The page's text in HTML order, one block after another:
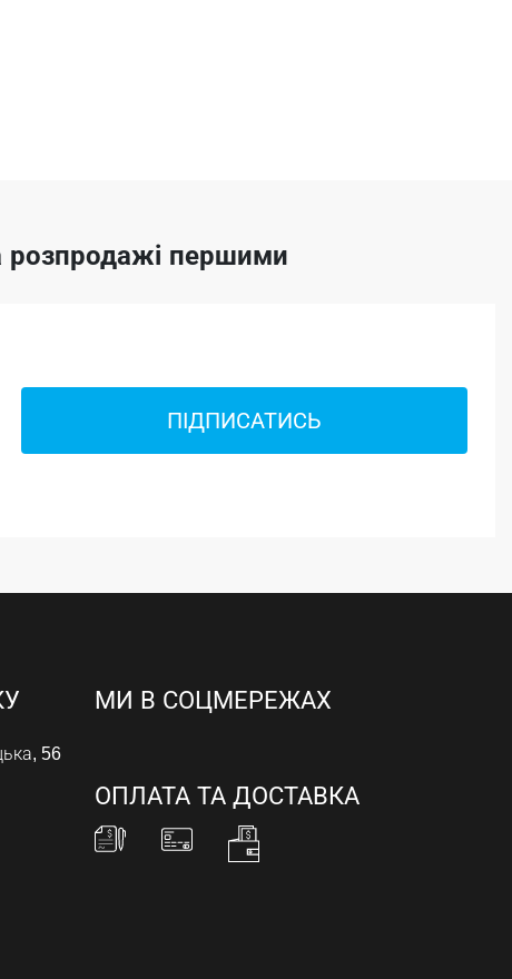
розпродажі першими
ПІДПИСАТИСЬ
56
МИ В СОЦМЕРЕЖАХ
ОПЛАТА ТА ДОСТАВКА